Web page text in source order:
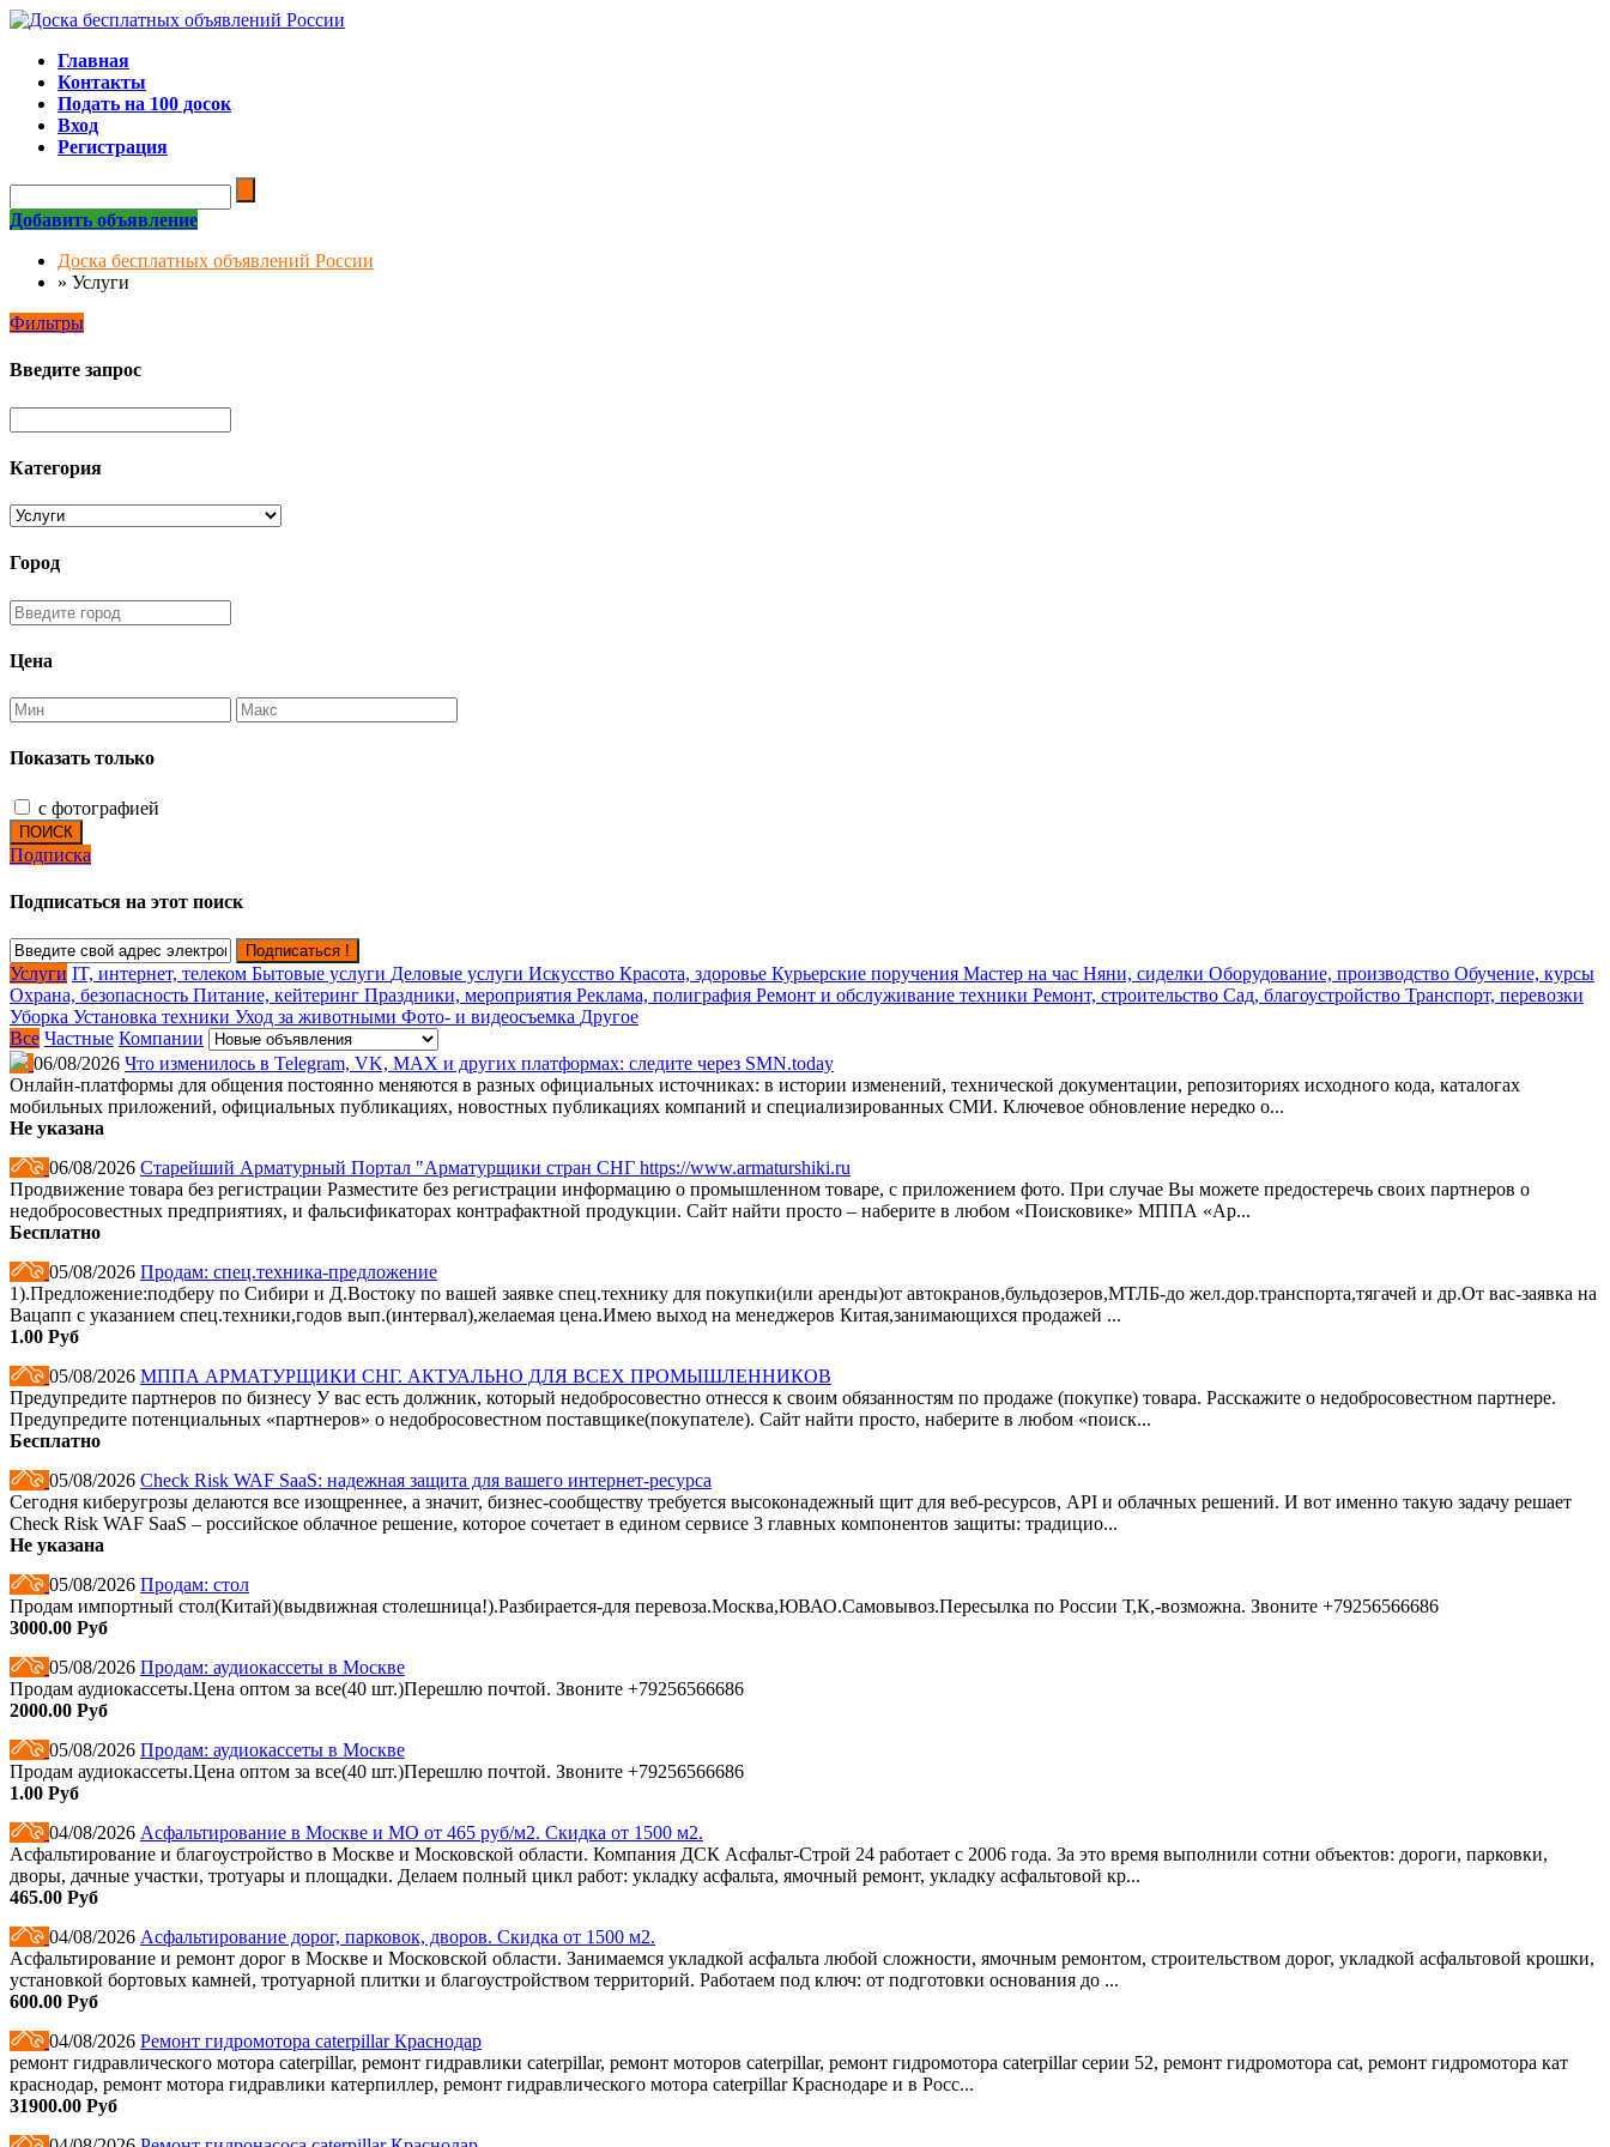
Главная
Контакты
Подать на 100 досок
Вход
Регистрация
Добавить объявление
Доска бесплатных объявлений России
» Услуги
Фильтры
Введите запрос
Категория
Город
Цена
Показать только
с фотографией
ПОИСК
Подписка
Подписаться на этот поиск
Подписаться !
Услуги IT, интернет, телеком Бытовые услуги Деловые услуги Искусство Красота, здоровье Курьерские поручения Мастер на час Няни, сиделки Оборудование, производство Обучение, курсы
Охрана, безопасность Питание, кейтеринг Праздники, мероприятия Реклама, полиграфия Ремонт и обслуживание техники Ремонт, строительство Сад, благоустройство Транспорт, перевозки
Уборка Установка техники Уход за животными Фото- и видеосъемка Другое
Все Частные Компании
06/08/2026 Что изменилось в Telegram, VK, MAX и других платформах: следите через SMN.today
Онлайн-платформы для общения постоянно меняются в разных официальных источниках: в истории изменений, технической документации, репозиториях исходного кода, каталогах
мобильных приложений, официальных публикациях, новостных публикациях компаний и специализированных СМИ. Ключевое обновление нередко о...
Не указана
06/08/2026 Старейший Арматурный Портал "Арматурщики стран СНГ https://www.armaturshiki.ru
Продвижение товара без регистрации Разместите без регистрации информацию о промышленном товаре, с приложением фото. При случае Вы можете предостеречь своих партнеров о
недобросовестных предприятиях, и фальсификаторах контрафактной продукции. Сайт найти просто – наберите в любом «Поисковике» МППА «Ар...
Бесплатно
05/08/2026 Продам: спец.техника-предложение
1).Предложение:подберу по Сибири и Д.Востоку по вашей заявке спец.технику для покупки(или аренды)от автокранов,бульдозеров,МТЛБ-до жел.дор.транспорта,тягачей и др.От вас-заявка на
Вацапп с указанием спец.техники,годов вып.(интервал),желаемая цена.Имею выход на менеджеров Китая,занимающихся продажей ...
1.00 Руб
05/08/2026 МППА АРМАТУРЩИКИ СНГ. АКТУАЛЬНО ДЛЯ ВСЕХ ПРОМЫШЛЕННИКОВ
Предупредите партнеров по бизнесу У вас есть должник, который недобросовестно отнесся к своим обязанностям по продаже (покупке) товара. Расскажите о недобросовестном партнере.
Предупредите потенциальных «партнеров» о недобросовестном поставщике(покупателе). Сайт найти просто, наберите в любом «поиск...
Бесплатно
05/08/2026 Check Risk WAF SaaS: надежная защита для вашего интернет-ресурса
Сегодня киберугрозы делаются все изощреннее, а значит, бизнес-сообществу требуется высоконадежный щит для веб-ресурсов, API и облачных решений. И вот именно такую задачу решает
Check Risk WAF SaaS – российское облачное решение, которое сочетает в едином сервисе 3 главных компонентов защиты: традицио...
Не указана
05/08/2026 Продам: стол
Продам импортный стол(Китай)(выдвижная столешница!).Разбирается-для перевоза.Москва,ЮВАО.Самовывоз.Пересылка по России Т,К,-возможна. Звоните +79256566686
3000.00 Руб
05/08/2026 Продам: аудиокассеты в Москве
Продам аудиокассеты.Цена оптом за все(40 шт.)Перешлю почтой. Звоните +79256566686
2000.00 Руб
05/08/2026 Продам: аудиокассеты в Москве
Продам аудиокассеты.Цена оптом за все(40 шт.)Перешлю почтой. Звоните +79256566686
1.00 Руб
04/08/2026 Асфальтирование в Москве и МО от 465 руб/м2. Скидка от 1500 м2.
Асфальтирование и благоустройство в Москве и Московской области. Компания ДСК Асфальт-Строй 24 работает с 2006 года. За это время выполнили сотни объектов: дороги, парковки,
дворы, дачные участки, тротуары и площадки. Делаем полный цикл работ: укладку асфальта, ямочный ремонт, укладку асфальтовой кр...
465.00 Руб
04/08/2026 Асфальтирование дорог, парковок, дворов. Скидка от 1500 м2.
Асфальтирование и ремонт дорог в Москве и Московской области. Занимаемся укладкой асфальта любой сложности, ямочным ремонтом, строительством дорог, укладкой асфальтовой крошки,
установкой бортовых камней, тротуарной плитки и благоустройством территорий. Работаем под ключ: от подготовки основания до ...
600.00 Руб
04/08/2026 Ремонт гидромотора caterpillar Краснодар
ремонт гидравлического мотора caterpillar, ремонт гидравлики caterpillar, ремонт моторов caterpillar, ремонт гидромотора caterpillar серии 52, ремонт гидромотора cat, ремонт гидромотора кат
краснодар, ремонт мотора гидравлики катерпиллер, ремонт гидравлического мотора caterpillar Краснодаре и в Росс...
31900.00 Руб